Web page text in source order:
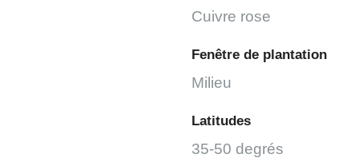
Cuivre rose
Fenêtre de plantation
Milieu
Latitudes
35-50 degrés